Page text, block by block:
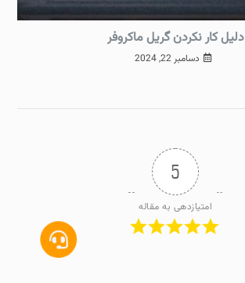
دلیل کار نکردن گریل ماکروفر
دسامبر 22, 2024
5
امتیازدهی به مقاله